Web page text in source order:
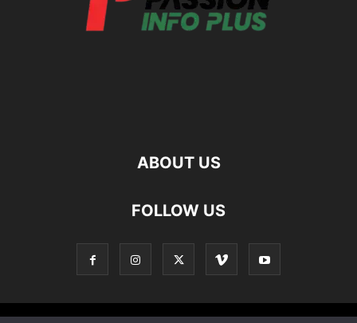
ABOUT US
FOLLOW US